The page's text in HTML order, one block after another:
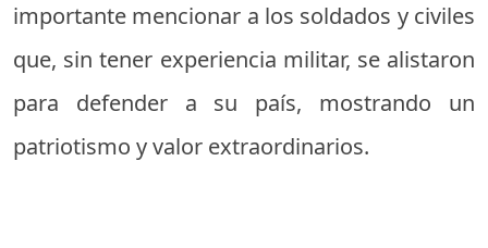
importante mencionar a los soldados y civiles
que, sin tener experiencia militar, se alistaron
para defender a su país, mostrando un
patriotismo y valor extraordinarios.